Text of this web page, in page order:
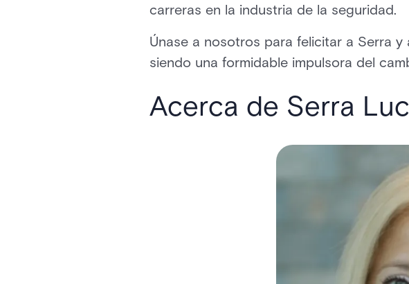
carreras en la industria de la seguridad.
Únase a nosotros para felicitar a Serra
siendo una formidable impulsora del
Acerca de Serra